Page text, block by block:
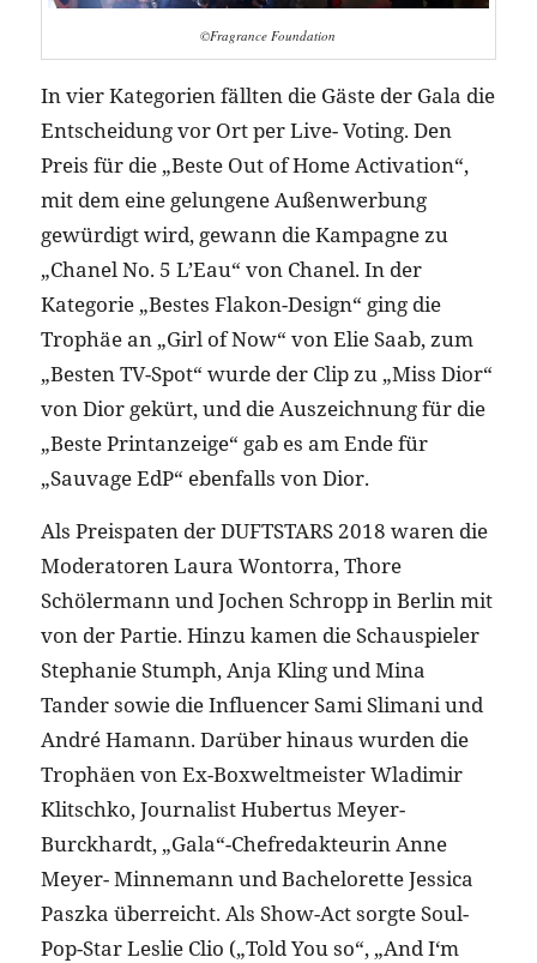
©Fragrance Foundation
In vier Kategorien fällten die Gäste der Gala die
Entscheidung vor Ort per Live- Voting. Den
Preis für die „Beste Out of Home Activation“,
mit dem eine gelungene Außenwerbung
gewürdigt wird, gewann die Kampagne zu
„Chanel No. 5 L’Eau“ von Chanel. In der
Kategorie „Bestes Flakon-Design“ ging die
Trophäe an „Girl of Now“ von Elie Saab, zum
„Besten TV-Spot“ wurde der Clip zu „Miss Dior“
von Dior gekürt, und die Auszeichnung für die
„Beste Printanzeige“ gab es am Ende für
„Sauvage EdP“ ebenfalls von Dior.
Als Preispaten der DUFTSTARS 2018 waren die
Moderatoren Laura Wontorra, Thore
Schölermann und Jochen Schropp in Berlin mit
von der Partie. Hinzu kamen die Schauspieler
Stephanie Stumph, Anja Kling und Mina
Tander sowie die Influencer Sami Slimani und
André Hamann. Darüber hinaus wurden die
Trophäen von Ex-Boxweltmeister Wladimir
Klitschko, Journalist Hubertus Meyer-
Burckhardt, „Gala“-Chefredakteurin Anne
Meyer- Minnemann und Bachelorette Jessica
Paszka überreicht. Als Show-Act sorgte Soul-
Pop-Star Leslie Clio („Told You so“, „And I‘m